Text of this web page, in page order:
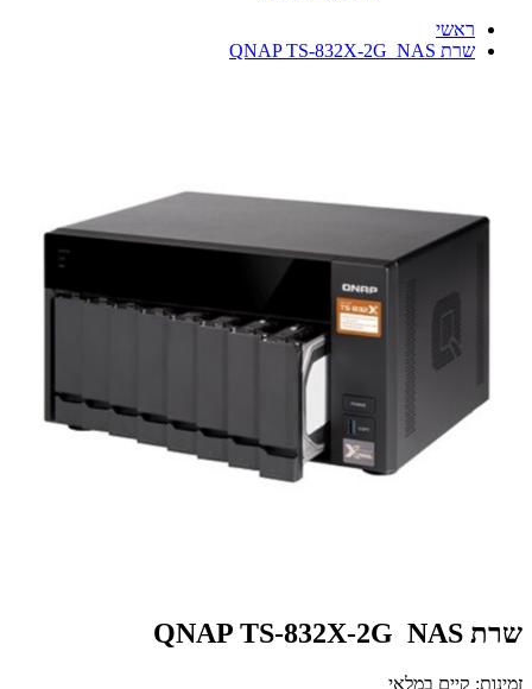
ראשי
שרת NAS ‏ QNAP TS-832X-2G
שרת NAS ‏ QNAP TS-832X-2G
זמינות: קיים במלאי